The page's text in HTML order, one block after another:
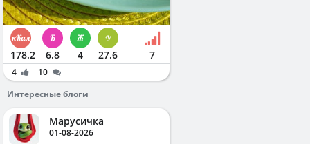
178.2 6.8 4 27.6 7
4
10
Интересные блоги
Марусичка
01-08-2026